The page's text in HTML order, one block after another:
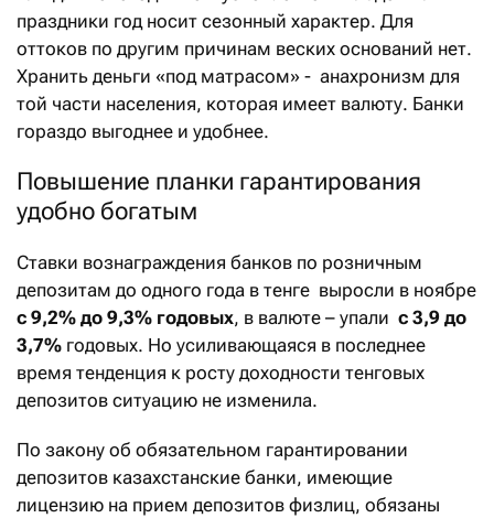
праздники год носит сезонный характер. Для
оттоков по другим причинам веских оснований нет.
Хранить деньги «под матрасом» - анахронизм для
той части населения, которая имеет валюту. Банки
гораздо выгоднее и удобнее.
Повышение планки гарантирования
удобно богатым
Ставки вознаграждения банков по розничным
депозитам до одного года в тенге выросли в ноябре
с 9,2% до 9,3% годовых, в валюте – упали с 3,9 до
3,7% годовых. Но усиливающаяся в последнее
время тенденция к росту доходности тенговых
депозитов ситуацию не изменила.
По закону об обязательном гарантировании
депозитов казахстанские банки, имеющие
лицензию на прием депозитов физлиц, обязаны